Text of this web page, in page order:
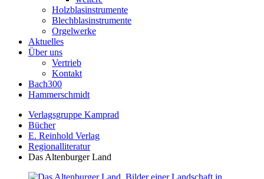
Holzblasinstrumente
Blechblasinstrumente
Orgelwerke
Aktuelles
Über uns
Vertrieb
Kontakt
Bach300
Hammerschmidt
Verlagsgruppe Kamprad
Bücher
E. Reinhold Verlag
Regionalliteratur
Das Altenburger Land